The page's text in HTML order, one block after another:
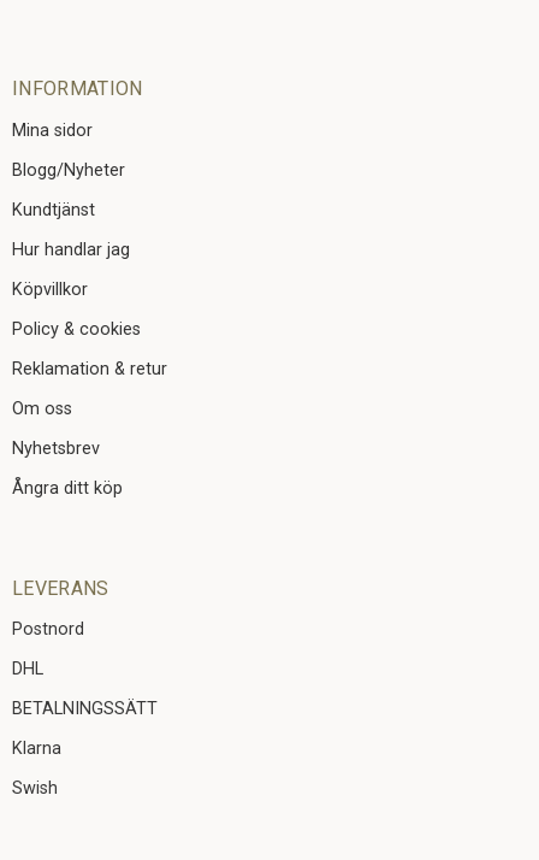
INFORMATION
Mina sidor
Blogg/Nyheter
Kundtjänst
Hur handlar jag
Köpvillkor
Policy & cookies
Reklamation & retur
Om oss
Nyhetsbrev
Ångra ditt köp
LEVERANS
Postnord
DHL
BETALNINGSSÄTT
Klarna
Swish